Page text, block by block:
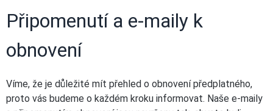
Připomenutí a e-maily k
obnovení
Víme, že je důležité mít přehled o obnovení předplatného,
proto vás budeme o každém kroku informovat. Naše e-maily